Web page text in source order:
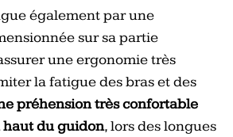
également par une
sur sa partie
une ergonomie très
la fatigue des bras et des
préhension très confortable
haut du guidon, lors des longues